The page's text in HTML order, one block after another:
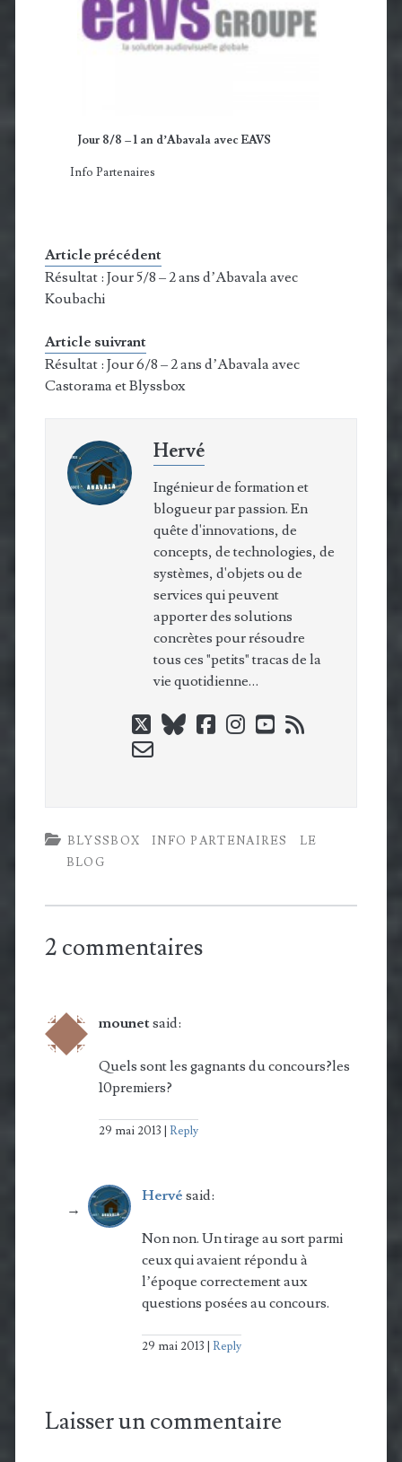
Jour 8/8 – 1 an d’Abavala avec EAVS
Info Partenaires
Article précédent
Résultat : Jour 5/8 – 2 ans d’Abavala avec
Koubachi
Article suivrant
Résultat : Jour 6/8 – 2 ans d’Abavala avec
Castorama et Blyssbox
Hervé
Ingénieur de formation et
blogueur par passion. En
quête d'innovations, de
concepts, de technologies, de
systèmes, d'objets ou de
services qui peuvent
apporter des solutions
concrètes pour résoudre
tous ces "petits" tracas de la
vie quotidienne…
twitterblueskyfacebook
instagram
youtube
rss
email-
BLYSSBOX INFO PARTENAIRES
LE
BLOG
2 commentaires
mounetsaid:
Quels sont les gagnants du concours?les
10premiers?
29 mai 2013 Reply
Hervé said:
Non non. Un tirage au sort parmi
ceux qui avaient répondu à
l’époque correctement aux
questions posées au concours.
29 mai 2013 Reply
Laisser un commentaire